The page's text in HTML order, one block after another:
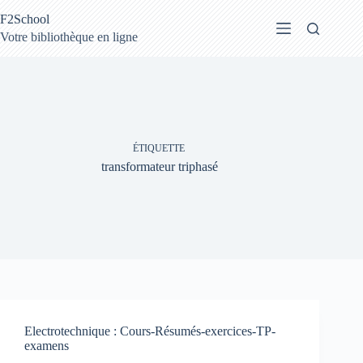
au
contenu
F2School
Votre bibliothèque en ligne
ÉTIQUETTE
transformateur triphasé
Electrotechnique : Cours-Résumés-exercices-TP-
examens